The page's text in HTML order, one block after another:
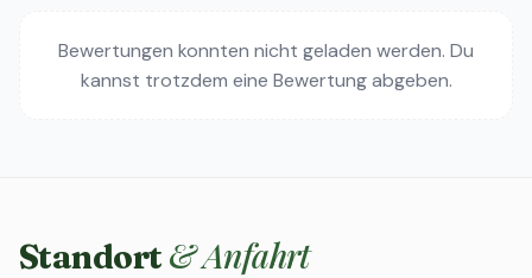
Bewertungen konnten nicht geladen werden. Du
kannst trotzdem eine Bewertung abgeben.
Standort & Anfahrt